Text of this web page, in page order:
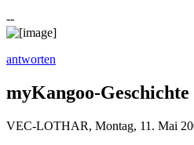
--
antworten
myKangoo-
VEC-LOTHAR, Montag, 11. Mai